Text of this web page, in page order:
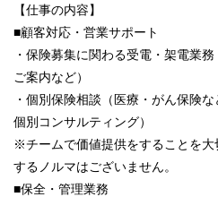
【仕事の内容】
■顧客対応・営業サポート
・保険募集に関わる受電・架電業
ご案内など）
・個別保険相談（医療・がん保険
個別コンサルティング）
※チームで価値提供をすることを
するノルマはございません。
■保全・管理業務